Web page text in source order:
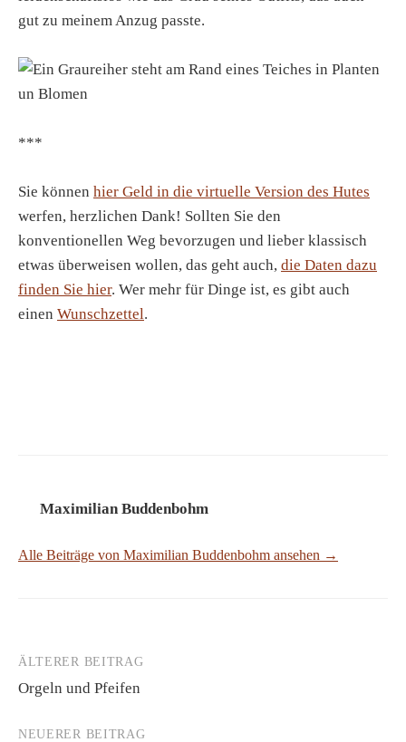
gut zu meinem Anzug passte.
***
Sie können hier Geld in die virtuelle Version des Hutes
werfen, herzlichen Dank! Sollten Sie den
konventionellen Weg bevorzugen und lieber klassisch
etwas überweisen wollen, das geht auch, die Daten dazu
finden Sie hier. Wer mehr für Dinge ist, es gibt auch
einen Wunschzettel.
Maximilian Buddenbohm
Alle Beiträge von Maximilian Buddenbohm ansehen →
Beitrags-
Navigation
ÄLTERER BEITRAG
Orgeln und Pfeifen
NEUERER BEITRAG